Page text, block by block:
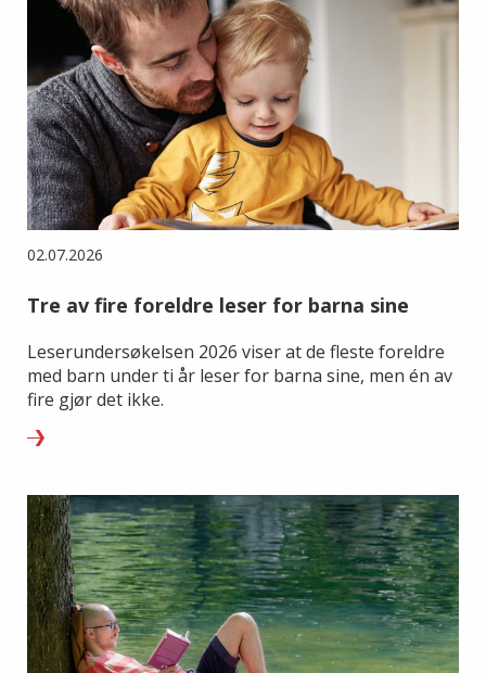
02.07.2026
Tre av fire foreldre leser for barna sine
Leserundersøkelsen 2026 viser at de fleste foreldre
med barn under ti år leser for barna sine, men én av
fire gjør det ikke.